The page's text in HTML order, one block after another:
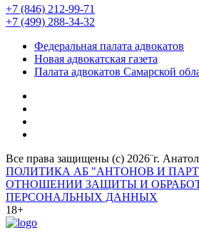
+7 (846) 212-99-71
+7 (499) 288-34-32
Федеральная палата адвокатов
Новая адвокатская газета
Палата адвокатов Самарской
Все права защищены (с) 2026¨г.
ПОЛИТИКА АБ "АНТОНОВ И
ОТНОШЕНИИ ЗАЩИТЫ И
ПЕРСОНАЛЬНЫХ ДАННЫХ
18+